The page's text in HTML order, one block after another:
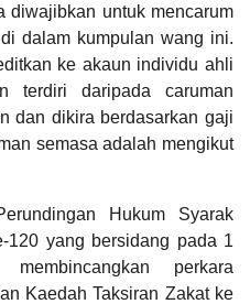
diwajibkan untuk mencarum
dalam kumpulan wang ini.
ke akaun individu ahli
terdiri daripada caruman
dan dikira berdasarkan gaji
semasa adalah mengikut
Hukum Syarak
120 yang bersidang pada 1
perkara
Kaedah Taksiran Zakat ke